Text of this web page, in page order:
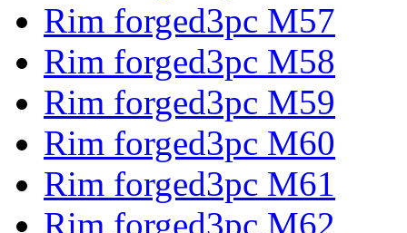
Rim forged3pc M57
Rim forged3pc M58
Rim forged3pc M59
Rim forged3pc M60
Rim forged3pc M61
Rim forged3pc M62